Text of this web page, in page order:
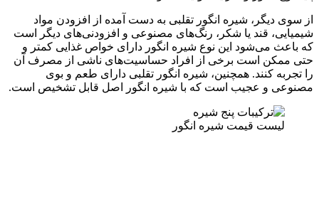
از سوی دیگر، شیره انگور تقلبی به دست آمده از افزودن مواد
شیمیایی، قند یا شکر، رنگ‌های مصنوعی و افزودنی‌های دیگر است
که باعث می‌شود این نوع شیره انگور دارای خواص غذایی کمتر و
حتی ممکن است برخی از افراد حساسیت‌های ناشی از مصرف آن
را تجربه کنند. همچنین، شیره انگور تقلبی دارای طعم و بوی
مصنوعی و عجیب است که با شیره انگور اصل قابل تشخیص است.
لیست قیمت شیره انگور